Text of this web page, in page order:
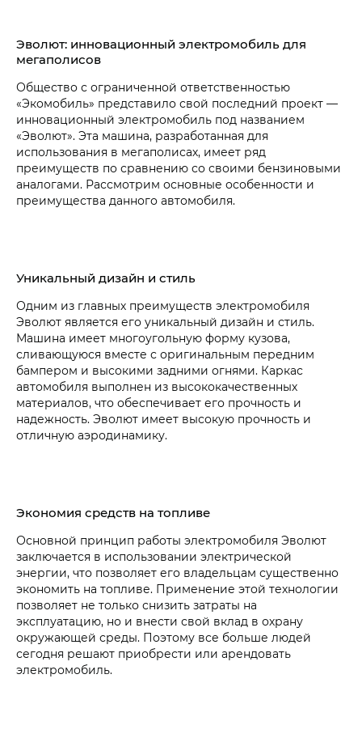
Эволют: инновационный электромобиль для
мегаполисов
Общество с ограниченной ответственностью
«Экомобиль» представило свой последний проект —
инновационный электромобиль под названием
«Эволют». Эта машина, разработанная для
использования в мегаполисах, имеет ряд
преимуществ по сравнению со своими бензиновыми
аналогами. Рассмотрим основные особенности и
преимущества данного автомобиля.
Уникальный дизайн и стиль
Одним из главных преимуществ электромобиля
Эволют является его уникальный дизайн и стиль.
Машина имеет многоугольную форму кузова,
сливающуюся вместе с оригинальным передним
бампером и высокими задними огнями. Каркас
автомобиля выполнен из высококачественных
материалов, что обеспечивает его прочность и
надежность. Эволют имеет высокую прочность и
отличную аэродинамику.
Экономия средств на топливе
Основной принцип работы электромобиля Эволют
заключается в использовании электрической
энергии, что позволяет его владельцам существенно
экономить на топливе. Применение этой технологии
позволяет не только снизить затраты на
эксплуатацию, но и внести свой вклад в охрану
окружающей среды. Поэтому все больше людей
сегодня решают приобрести или арендовать
электромобиль.